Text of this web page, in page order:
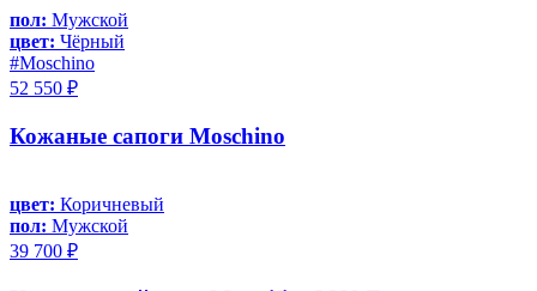
пол: Мужской
цвет: Чёрный
#Moschino
52 550 ₽
Кожаные сапоги Moschino
цвет: Коричневый
пол: Мужской
39 700 ₽